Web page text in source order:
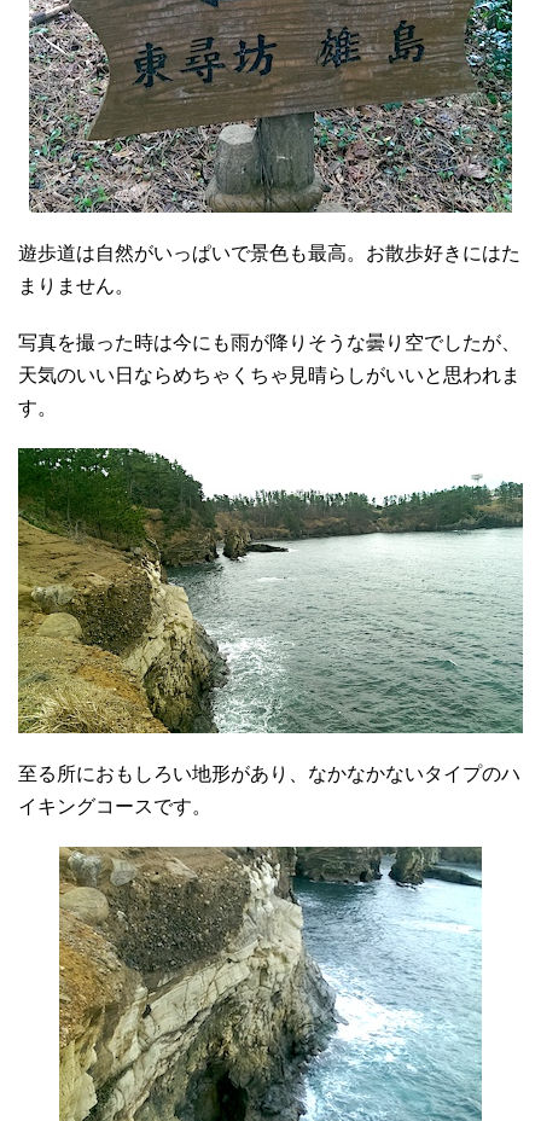
遊歩道は自然がいっぱいで景色も最高。お散歩好きにはた
まりません。
写真を撮った時は今にも雨が降りそうな曇り空でしたが、
天気のいい日ならめちゃくちゃ見晴らしがいいと思われま
す。
至る所におもしろい地形があり、なかなかないタイプのハ
イキングコースです。